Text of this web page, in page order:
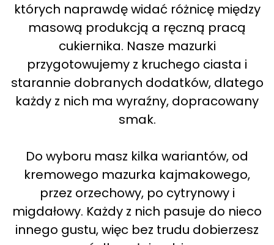
których naprawdę widać różnicę między
masową produkcją a ręczną pracą
cukiernika. Nasze mazurki
przygotowujemy z kruchego ciasta i
starannie dobranych dodatków, dlatego
każdy z nich ma wyraźny, dopracowany
smak.
Do wyboru masz kilka wariantów, od
kremowego mazurka kajmakowego,
przez orzechowy, po cytrynowy i
migdałowy. Każdy z nich pasuje do nieco
innego gustu, więc bez trudu dobierzesz